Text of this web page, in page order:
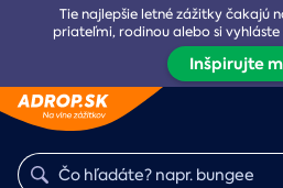
Tie najlepšie letné zážitky čakajú
priateľmi, rodinou alebo si vyhláste
Inšpirujte